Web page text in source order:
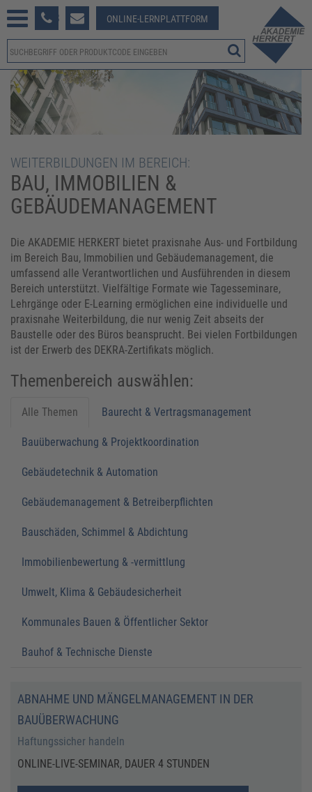
381-123 ONLINE-LERNPLATTFORM
WEITERBILDUNGEN IM BEREICH:
BAU, IMMOBILIEN &
GEBÄUDEMANAGEMENT
Die AKADEMIE HERKERT bietet praxisnahe Aus- und Fortbildung
im Bereich Bau, Immobilien und Gebäudemanagement, die
umfassend alle Verantwortlichen und Ausführenden in diesem
Bereich unterstützt. Vielfältige Formate wie Tagesseminare,
Lehrgänge oder E-Learning ermöglichen eine individuelle und
praxisnahe Weiterbildung, die nur wenig Zeit abseits der
Baustelle oder des Büros beansprucht. Bei vielen Fortbildungen
ist der Erwerb des DEKRA-Zertifikats möglich.
Themenbereich auswählen:
Alle Themen Baurecht & Vertragsmanagement
Bauüberwachung & Projektkoordination
Gebäudetechnik & Automation
Gebäudemanagement & Betreiberpflichten
Bauschäden, Schimmel & Abdichtung
Immobilienbewertung & -vermittlung
Umwelt, Klima & Gebäudesicherheit
Kommunales Bauen & Öffentlicher Sektor
Bauhof & Technische Dienste
ABNAHME UND MÄNGELMANAGEMENT IN DER
BAUÜBERWACHUNG
Haftungssicher handeln
ONLINE-LIVE-SEMINAR, DAUER 4 STUNDEN